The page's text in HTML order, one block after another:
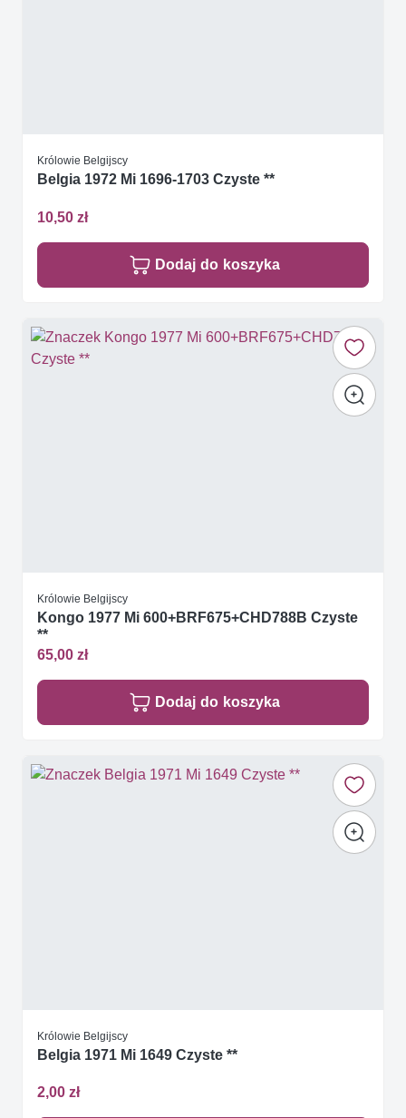
Królowie Belgijscy
Belgia 1972 Mi 1696-1703 Czyste **
10,50 zł
Dodaj do koszyka
Królowie Belgijscy
Kongo 1977 Mi 600+BRF675+CHD788B Czyste
**
65,00 zł
Dodaj do koszyka
Królowie Belgijscy
Belgia 1971 Mi 1649 Czyste **
2,00 zł